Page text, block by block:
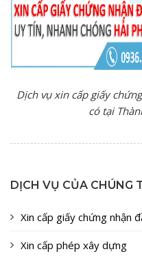
Dịch vụ xin cấp giấy
có tại
DỊCH VỤ CỦA CHÚNG
Xin cấp giấy chứng nhận
Xin cấp phép xây dựng